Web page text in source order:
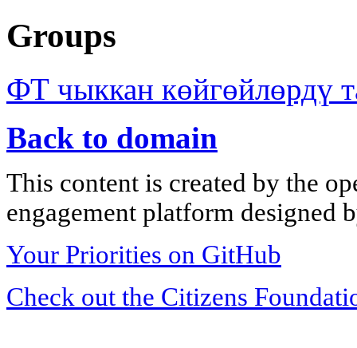
Groups
ФТ чыккан көйгөйлөрдү
Back to domain
This content is created by the
engagement platform designed
Your Priorities on GitHub
Check out the Citizens